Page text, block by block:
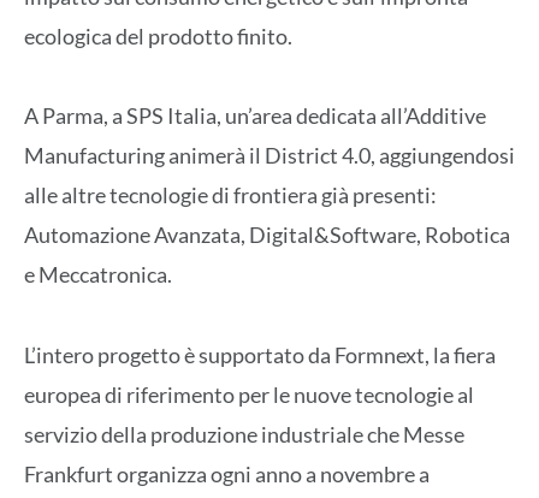
ecologica del prodotto finito.
A Parma, a SPS Italia, un’area dedicata all’Additive
Manufacturing animerà il District 4.0, aggiungendosi
alle altre tecnologie di frontiera già presenti:
Automazione Avanzata, Digital&Software, Robotica
e Meccatronica.
L’intero progetto è supportato da Formnext, la fiera
europea di riferimento per le nuove tecnologie al
servizio della produzione industriale che Messe
Frankfurt organizza ogni anno a novembre a